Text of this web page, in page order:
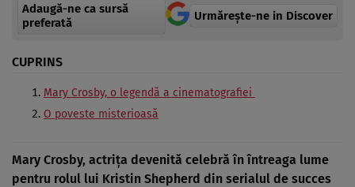
Adaugă-ne ca sursă
preferată
Urmărește-ne in Discover
CUPRINS
Mary Crosby, o legendă a cinematografiei
O poveste misterioasă
Mary Crosby, actrița devenită celebră în întreaga lume
pentru rolul lui Kristin Shepherd din serialul de succes